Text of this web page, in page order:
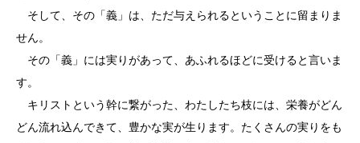
そして、その「義」は、ただ与えられるということに留まりま
せん。
その「義」には実りがあって、あふれるほどに受けると言いま
す。
キリストという幹に繋がった、わたしたち枝には、栄養がどん
どん流れ込んできて、豊かな実が生ります。たくさんの実りをも